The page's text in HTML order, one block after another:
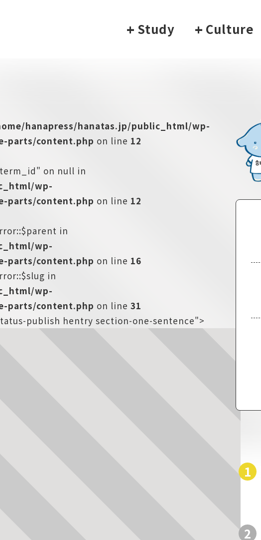
+ Study + Culture
hanapress/hanatas.jp/public_html/wp-
parts/content.php on line 12
on null in
wp-
parts/content.php on line 12
in
wp-
parts/content.php on line 16
in
wp-
parts/content.php on line 31
publish hentry section-one-sentence">